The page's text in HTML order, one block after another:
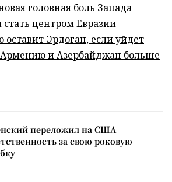
головная боль Запада
центром Евразии
оставит Эрдоган, если уйдет
Армению и Азербайджан больше
переложил на США
за свою роковую